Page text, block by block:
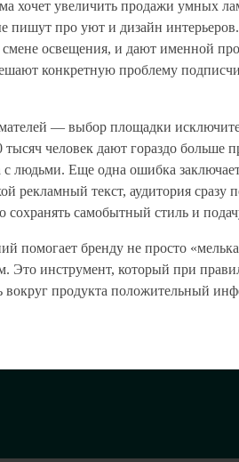
хочет увеличить продажи умных
пишут про уют и дизайн
смене освещения, и дают именной
конкретную проблему
— выбор площадки
человек дают гораздо больше
с людьми. Еще одна ошибка
рекламный текст, аудитория
самобытный стиль и
помогает бренду не просто
Это инструмент, который при
вокруг продукта положительный